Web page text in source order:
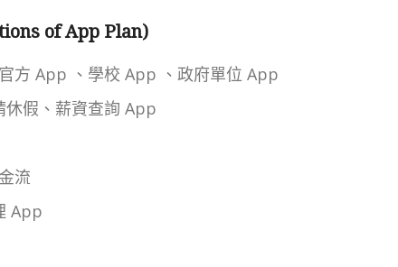
of App Plan)
方 App 、學校 App 、政府單位 App
休假、薪資查詢 App
流
App